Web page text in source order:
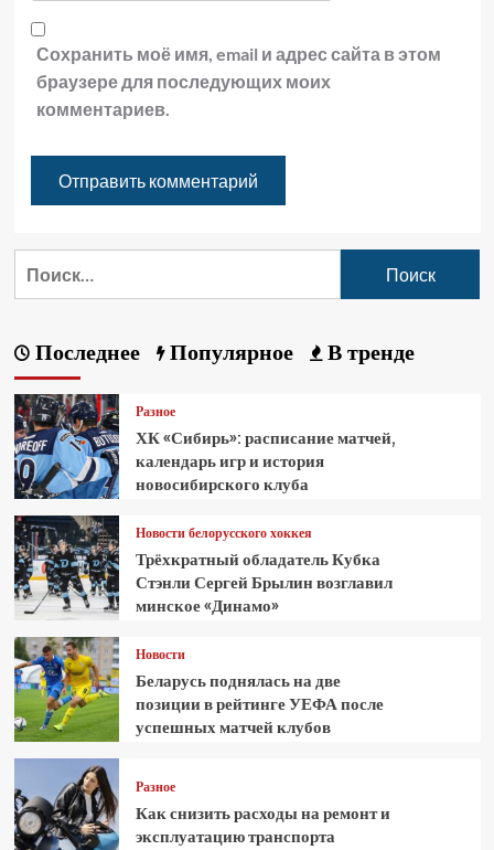
Сохранить моё имя, email и адрес сайта в этом
браузере для последующих моих
комментариев.
Последнее Популярное В тренде
Разное
ХК «Сибирь»: расписание матчей,
календарь игр и история
новосибирского клуба
Новости белорусского хоккея
Трёхкратный обладатель Кубка
Стэнли Сергей Брылин возглавил
минское «Динамо»
Новости
Беларусь поднялась на две
позиции в рейтинге УЕФА после
успешных матчей клубов
Разное
Как снизить расходы на ремонт и
эксплуатацию транспорта